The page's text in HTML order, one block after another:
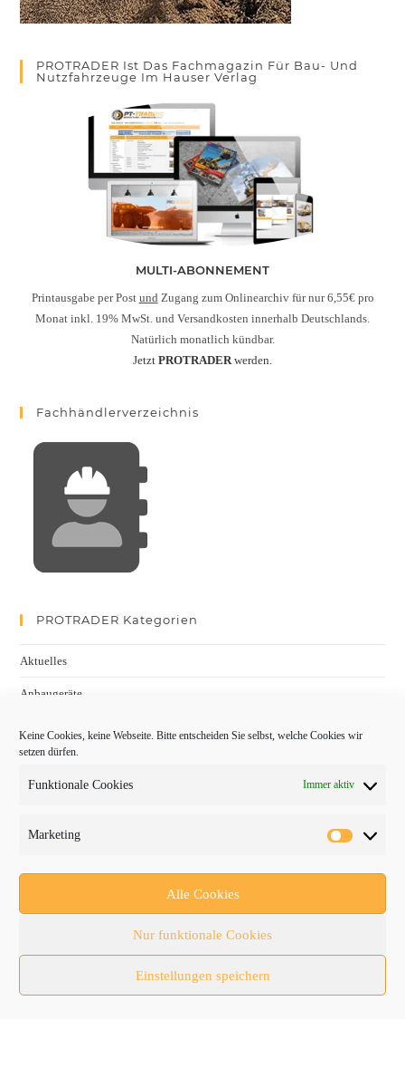
Keine Cookies, keine Webseite. Bitte entscheiden Sie selbst, welche Cookies wir
setzen dürfen.
Funktionale Cookies Immer aktiv
Marketing
Alle Cookies
Nur funktionale Cookies
Einstellungen speichern
PROTRADER Ist Das Fachmagazin Für Bau- Und
Nutzfahrzeuge Im Hauser Verlag
MULTI-ABONNEMENT
Printausgabe per Post und Zugang zum Onlinearchiv für nur 6,55€ pro
Monat inkl. 19% MwSt. und Versandkosten innerhalb Deutschlands.
Natürlich monatlich kündbar.
Jetzt PROTRADERwerden.
Fachhändlerverzeichnis
PROTRADER Kategorien
Aktuelles
Anbaugeräte
Baumaschinen
Fachmessen
Nutzfahrzeuge
RATL 2025 | RecyclingAKTIV & TiefbauLIVE